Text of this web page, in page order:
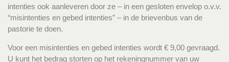
intenties ook aanleveren door ze – in een gesloten envelop o.v.v.
“misintenties en gebed intenties” – in de brievenbus van de
pastorie te doen.
Voor een misintenties en gebed intenties wordt € 9,00 gevraagd.
U kunt het bedrag storten op het rekeningnummer van uw